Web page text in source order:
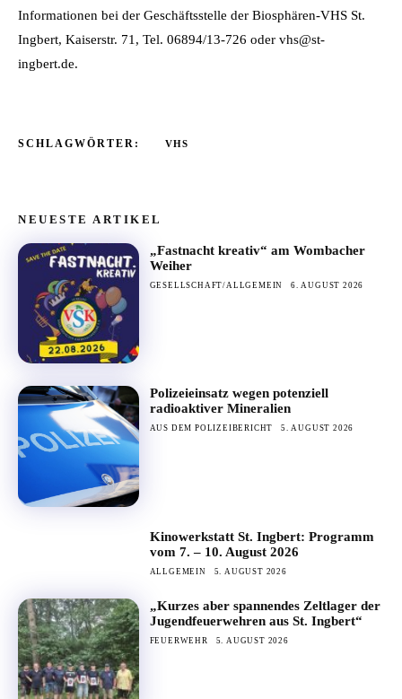
Informationen bei der Geschäftsstelle der Biosphären-VHS St.
Ingbert, Kaiserstr. 71, Tel. 06894/13-726 oder vhs@st-
ingbert.de.
SCHLAGWÖRTER: VHS
NEUESTE ARTIKEL
„Fastnacht kreativ“ am Wombacher
Weiher
GESELLSCHAFT/ALLGEMEIN 6. AUGUST 2026
Polizeieinsatz wegen potenziell
radioaktiver Mineralien
AUS DEM POLIZEIBERICHT 5. AUGUST 2026
Kinowerkstatt St. Ingbert: Programm
vom 7. – 10. August 2026
ALLGEMEIN 5. AUGUST 2026
„Kurzes aber spannendes Zeltlager der
Jugendfeuerwehren aus St. Ingbert“
FEUERWEHR 5. AUGUST 2026